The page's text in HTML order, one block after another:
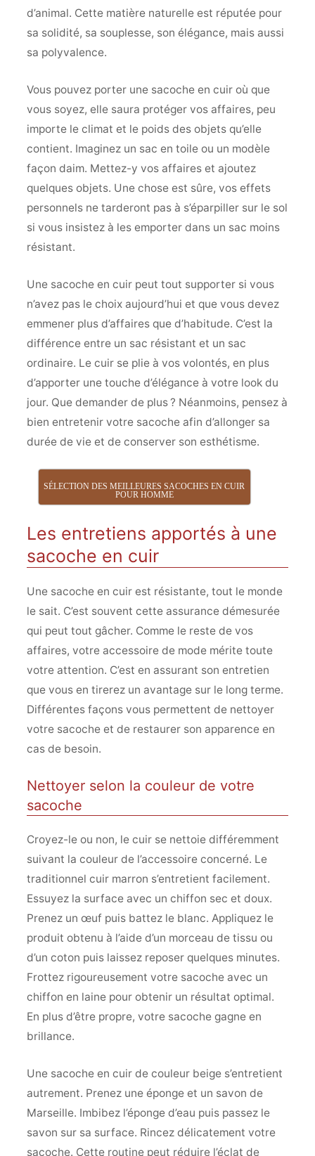
d’animal. Cette matière naturelle est réputée pour
sa solidité, sa souplesse, son élégance, mais aussi
sa polyvalence.
Vous pouvez porter une sacoche en cuir où que
vous soyez, elle saura protéger vos affaires, peu
importe le climat et le poids des objets qu’elle
contient. Imaginez un sac en toile ou un modèle
façon daim. Mettez-y vos affaires et ajoutez
quelques objets. Une chose est sûre, vos effets
personnels ne tarderont pas à s’éparpiller sur le sol
si vous insistez à les emporter dans un sac moins
résistant.
Une sacoche en cuir peut tout supporter si vous
n’avez pas le choix aujourd’hui et que vous devez
emmener plus d’affaires que d’habitude. C’est la
différence entre un sac résistant et un sac
ordinaire. Le cuir se plie à vos volontés, en plus
d’apporter une touche d’élégance à votre look du
jour. Que demander de plus ? Néanmoins, pensez à
bien entretenir votre sacoche afin d’allonger sa
durée de vie et de conserver son esthétisme.
SÉLECTION DES MEILLEURES SACOCHES EN CUIR
POUR HOMME
Les entretiens apportés à une
sacoche en cuir
Une sacoche en cuir est résistante, tout le monde
le sait. C’est souvent cette assurance démesurée
qui peut tout gâcher. Comme le reste de vos
affaires, votre accessoire de mode mérite toute
votre attention. C’est en assurant son entretien
que vous en tirerez un avantage sur le long terme.
Différentes façons vous permettent de nettoyer
votre sacoche et de restaurer son apparence en
cas de besoin.
Nettoyer selon la couleur de votre
sacoche
Croyez-le ou non, le cuir se nettoie différemment
suivant la couleur de l’accessoire concerné. Le
traditionnel cuir marron s’entretient facilement.
Essuyez la surface avec un chiffon sec et doux.
Prenez un œuf puis battez le blanc. Appliquez le
produit obtenu à l’aide d’un morceau de tissu ou
d’un coton puis laissez reposer quelques minutes.
Frottez rigoureusement votre sacoche avec un
chiffon en laine pour obtenir un résultat optimal.
En plus d’être propre, votre sacoche gagne en
brillance.
Une sacoche en cuir de couleur beige s’entretient
autrement. Prenez une éponge et un savon de
Marseille. Imbibez l’éponge d’eau puis passez le
savon sur sa surface. Rincez délicatement votre
sacoche. Cette routine peut réduire l’éclat de